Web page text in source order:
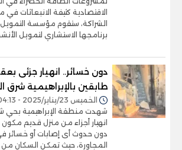
الاقتصادية كثيفة الانبعاثات
الشراكة، ستقوم مؤسسة التمويل
برنامجها الاستشاري لتمويل
دون خسائر.. انهيار جزئى
طابقين بالإبراهيمية شرق
الخميس 23/يناير/2025 - 04:13 م
شهدت منطقة الإبراهيمية بحي
انهيار أجزاء من منزل قديم
دون حدوث أى إصابات أو خسائر
المجاورة، حيث تمكن السكان